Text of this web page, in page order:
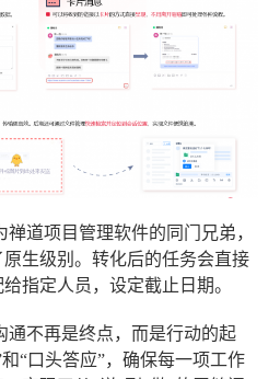
禅道项目管理软件的同门兄弟，
生级别。转化后的任务会直接
指定人员，设定截止日期。
通不再是终点，而是行动的起
“口头答应”，确保每一项工作